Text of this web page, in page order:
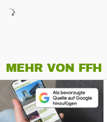
MEHR VON FFH